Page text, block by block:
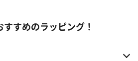
すめのラッピング！